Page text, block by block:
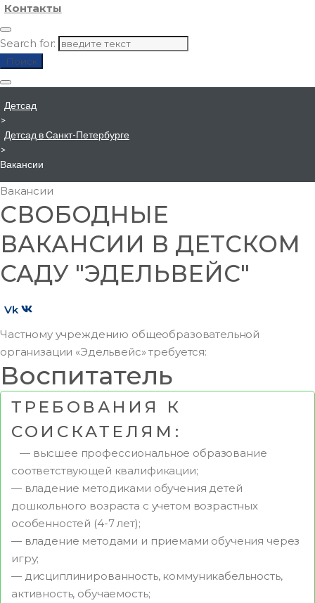
Контакты
Search for:
Поиск
Детсад
>
Детсад в Санкт-Петербурге
>
Вакансии
Вакансии
СВОБОДНЫЕ
ВАКАНСИИ В ДЕТСКОМ
САДУ "ЭДЕЛЬВЕЙС"
Vk
Частному учреждению общеобразовательной
организации «Эдельвейс» требуется:
Воспитатель
ТРЕБОВАНИЯ К
СОИСКАТЕЛЯМ:
— высшее профессиональное образование
соответствующей квалификации;
— владение методиками обучения детей
дошкольного возраста с учетом возрастных
особенностей (4-7 лет);
— владение методами и приемами обучения через
игру;
— дисциплинированность, коммуникабельность,
активность, обучаемость;